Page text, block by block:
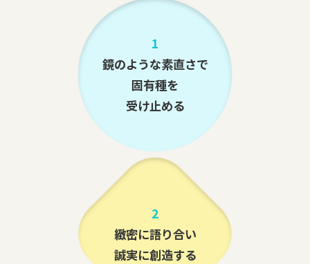
1
鏡のような素直さで
固有種を
受け止める
2
緻密に語り合い
誠実に創造する